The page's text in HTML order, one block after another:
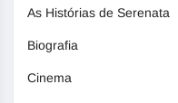
As Histórias de Serenata
Biografia
Cinema